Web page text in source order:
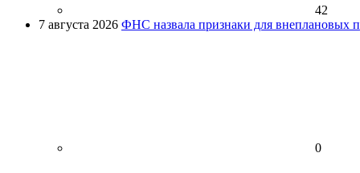
42
7 августа 2026 ФНС назвала признаки для внеплановых
0